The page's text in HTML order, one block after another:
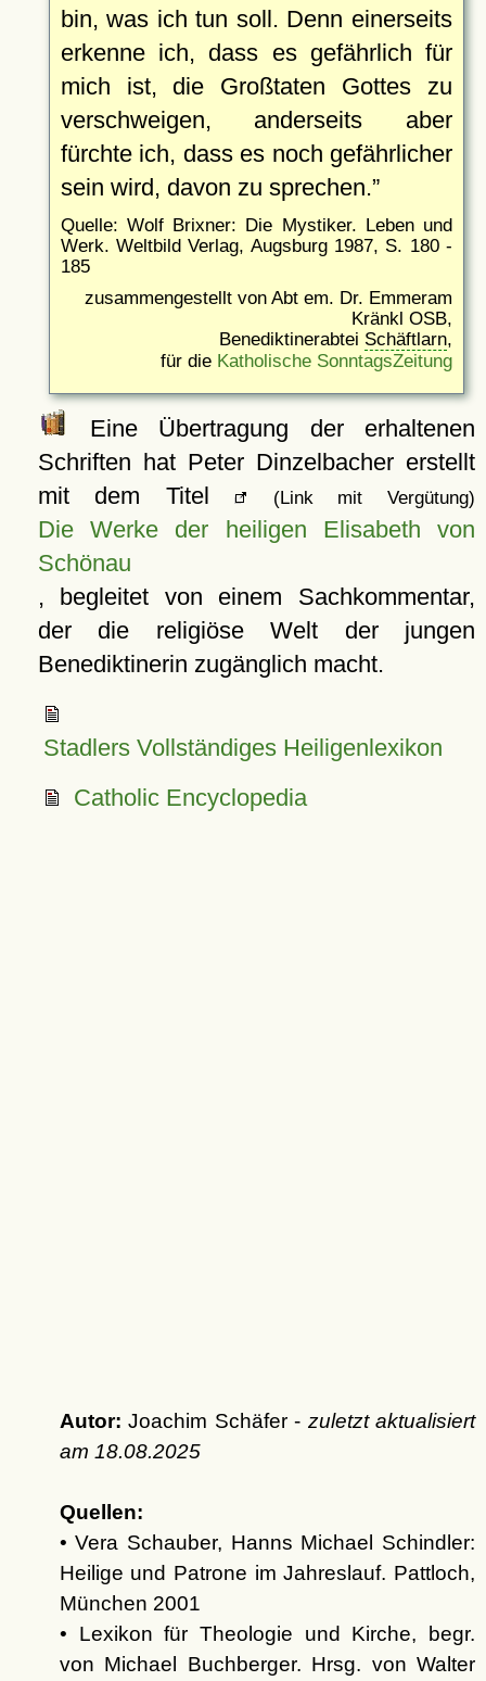
bin, was ich tun soll. Denn einerseits
erkenne ich, dass es gefährlich für
mich ist, die Großtaten Gottes zu
verschweigen, anderseits aber
fürchte ich, dass es noch gefährlicher
sein wird, davon zu sprechen.
Quelle: Wolf Brixner: Die Mystiker. Leben und
Werk. Weltbild Verlag, Augsburg 1987, S. 180 -
185
zusammengestellt von Abt em. Dr. Emmeram
Kränkl OSB,
Benediktinerabtei Schäftlarn,
für die Katholische SonntagsZeitung
Eine Übertragung der erhaltenen
Schriften hat Peter Dinzelbacher erstellt
mit dem Titel
(Link mit Vergütung)
Die Werke der heiligen Elisabeth von
Schönau
, begleitet von einem Sachkommentar,
der die religiöse Welt der jungen
Benediktinerin zugänglich macht.
Stadlers Vollständiges Heiligenlexikon
Catholic Encyclopedia
Autor: Joachim Schäfer - zuletzt aktualisiert
am 18.08.2025
Quellen:
• Vera Schauber, Hanns Michael Schindler:
Heilige und Patrone im Jahreslauf. Pattloch,
München 2001
• Lexikon für Theologie und Kirche, begr.
von Michael Buchberger. Hrsg. von Walter